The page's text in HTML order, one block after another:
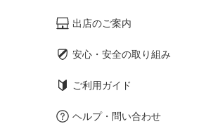
出店のご案内
安心・安全の取り組み
ご利用ガイド
ヘルプ・問い合わせ